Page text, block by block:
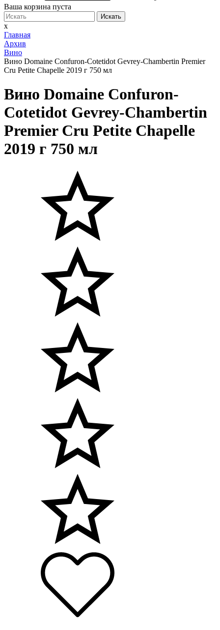
Ваша корзина пуста
Искать
x
Главная
Архив
Вино
Вино Domaine Confuron-Cotetidot Gevrey-Chambertin Premier
Cru Petite Chapelle 2019 г 750 мл
Вино Domaine Confuron-
Cotetidot Gevrey-Chambertin
Premier Cru Petite Chapelle
2019 г 750 мл